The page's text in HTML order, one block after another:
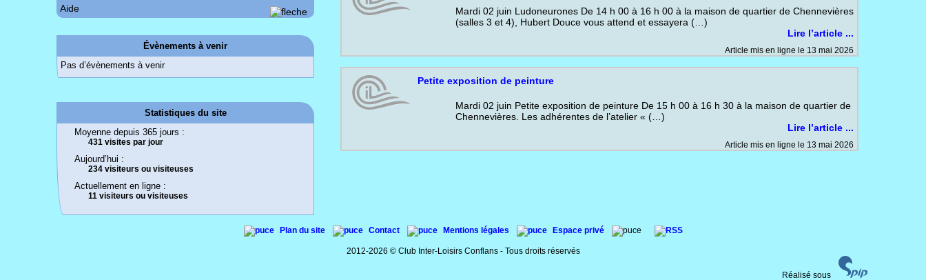
Mardi 02 juin Ludoneurones De 14 h 00 à 16 h 00 à la maison de quartier de Chennevières
(salles 3 et 4), Hubert Douce vous attend et essayera (…)
Lire l’article ...
Article mis en ligne le 13 mai 2026
Petite exposition de peinture
Mardi 02 juin Petite exposition de peinture De 15 h 00 à 16 h 30 à la maison de quartier de
Chennevières. Les adhérentes de l’atelier « (…)
Lire l’article ...
Article mis en ligne le 13 mai 2026
Aide
Évènements à venir
Pas d’évènements à venir
Statistiques du site
Moyenne depuis 365 jours :
431 visites par jour
Aujourd’hui :
234 visiteurs ou visiteuses
Actuellement en ligne :
11 visiteurs ou visiteuses
Plan du site Contact Mentions légales Espace privé
2012-2026 © Club Inter-Loisirs Conflans - Tous droits réservés
Réalisé sous